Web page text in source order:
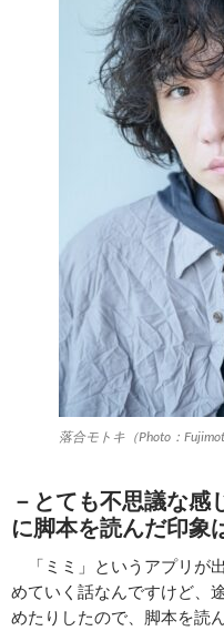
落合モトキ（Photo：
－とても不思議な感
に脚本を読んだ印象
「ミミ」というアプリが
めていく話なんですけど、
めたりしたので、脚本を読